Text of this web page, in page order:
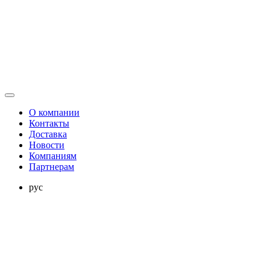
О компании
Контакты
Доставка
Новости
Компаниям
Партнерам
рус